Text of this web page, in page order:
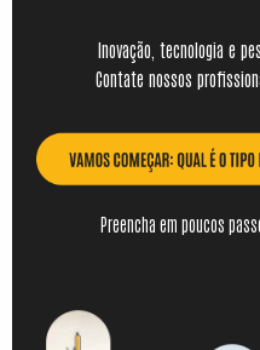
Inovação, tecnologia e
Contate nossos
Qual
Preencha em poucos